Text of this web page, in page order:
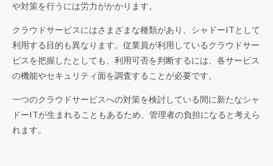
や対策を行うには労力がかかります。
クラウドサービスにはさまざまな種類があり、シャドーITとして
利用する目的も異なります。従業員が利用しているクラウドサー
ビスを把握したとしても、利用可否を判断するには、各サービス
の機能やセキュリティ面を調査することが必要です。
一つのクラウドサービスへの対策を検討している間に新たなシャ
ドーITが生まれることもあるため、管理者の負担になると考えら
れます。